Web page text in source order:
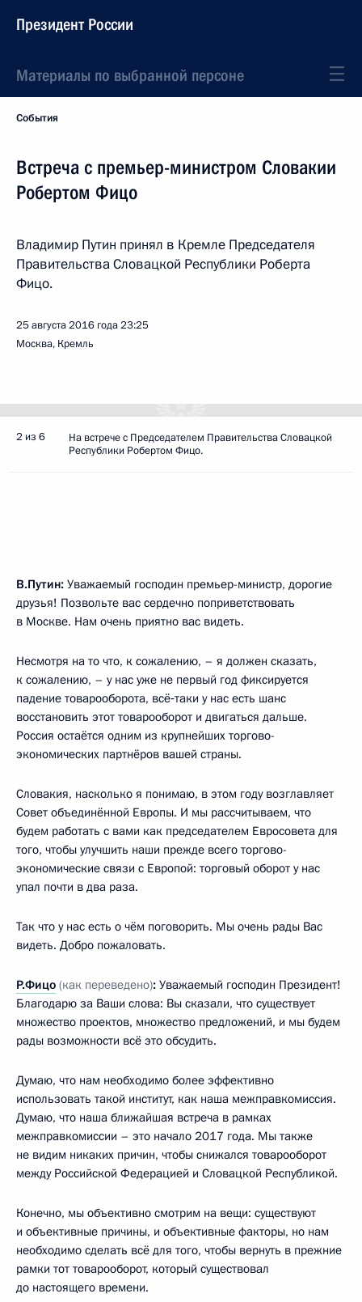
Президент России
Материалы по выбранной персоне
События
Встреча с премьер-министром Словакии
Робертом Фицо
Владимир Путин принял в Кремле Председателя
Правительства Словацкой Республики Роберта
Фицо.
25 августа 2016 года23:25
Москва, Кремль
2 из 6
На встрече с Председателем Правительства Словацкой
Республики Робертом Фицо.
В.Путин: Уважаемый господин премьер-министр, дорогие
друзья! Позвольте вас сердечно поприветствовать
в Москве. Нам очень приятно вас видеть.
Несмотря на то что, к сожалению, – я должен сказать,
к сожалению, – у нас уже не первый год фиксируется
падение товарооборота, всё‑таки у нас есть шанс
восстановить этот товарооборот и двигаться дальше.
Россия остаётся одним из крупнейших торгово-
экономических партнёров вашей страны.
Словакия, насколько я понимаю, в этом году возглавляет
Совет объединённой Европы. И мы рассчитываем, что
будем работать с вами как председателем Евросовета для
того, чтобы улучшить наши прежде всего торгово-
экономические связи с Европой: торговый оборот у нас
упал почти в два раза.
Так что у нас есть о чём поговорить. Мы очень рады Вас
видеть. Добро пожаловать.
Р.Фицо (как переведено): Уважаемый господин Президент!
Благодарю за Ваши слова: Вы сказали, что существует
множество проектов, множество предложений, и мы будем
рады возможности всё это обсудить.
Думаю, что нам необходимо более эффективно
использовать такой институт, как наша межправкомиссия.
Думаю, что наша ближайшая встреча в рамках
межправкомиссии – это начало 2017 года. Мы также
не видим никаких причин, чтобы снижался товарооборот
между Российской Федерацией и Словацкой Республикой.
Конечно, мы объективно смотрим на вещи: существуют
и объективные причины, и объективные факторы, но нам
необходимо сделать всё для того, чтобы вернуть в прежние
рамки тот товарооборот, который существовал
до настоящего времени.